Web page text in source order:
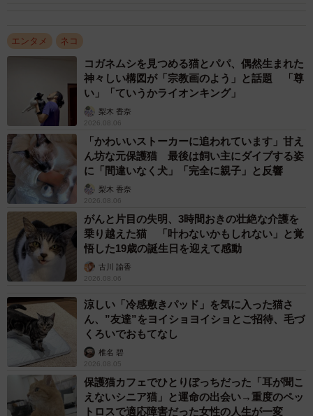
お世話が大変かなと思っていたのですが、手がかからな
くてビックリ。シンガプーラだからかもしれませんが、犬
みたいな感じで甘えてくれるのでめちゃめちゃ可愛い。今
は迎えてよかったと思うことしかないです。毎日“好き”が増
えてます。毎日幸せをもらって癒やされて。愛情があふれ
て止まりません。
エンタメ ネコ
コガネムシを見つめる猫とパパ、偶然生まれた
神々しい構図が「宗教画のよう」と話題 「尊
い」「ていうかライオンキング」
梨木 香奈
2026.08.06
「かわいいストーカーに追われています」甘え
ん坊な元保護猫 最後は飼い主にダイブする姿
に「間違いなく犬」「完全に親子」と反響
梨木 香奈
2026.08.06
がんと片目の失明、3時間おきの壮絶な介護を
乗り越えた猫 「叶わないかもしれない」と覚
悟した19歳の誕生日を迎えて感動
古川 諭香
2026.08.06
涼しい「冷感敷きパッド」を気に入った猫さ
ん、”友達”をヨイショヨイショとご招待、毛づ
くろいでおもてなし
椎名 碧
2026.08.05
保護猫カフェでひとりぼっちだった「耳が聞こ
えないシニア猫」と運命の出会い→重度のペッ
トロスで適応障害だった女性の人生が一変